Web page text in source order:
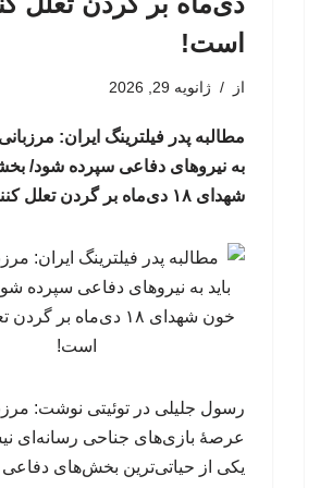
است!
از ژانویه 29, 2026
مطالبه پدر فیلترینگ ایران: مرزبانی
به نیروهای دفاعی سپرده شود/
شهدای ۱۸ دی‌ماه بر گردن تعلل کنندگان است!
رسول جلیلی در توئیتی نوشت:
عرصهٔ بازی‌های جناحی رسانه‌ای
یکی از حیاتی‌ترین بخش‌های